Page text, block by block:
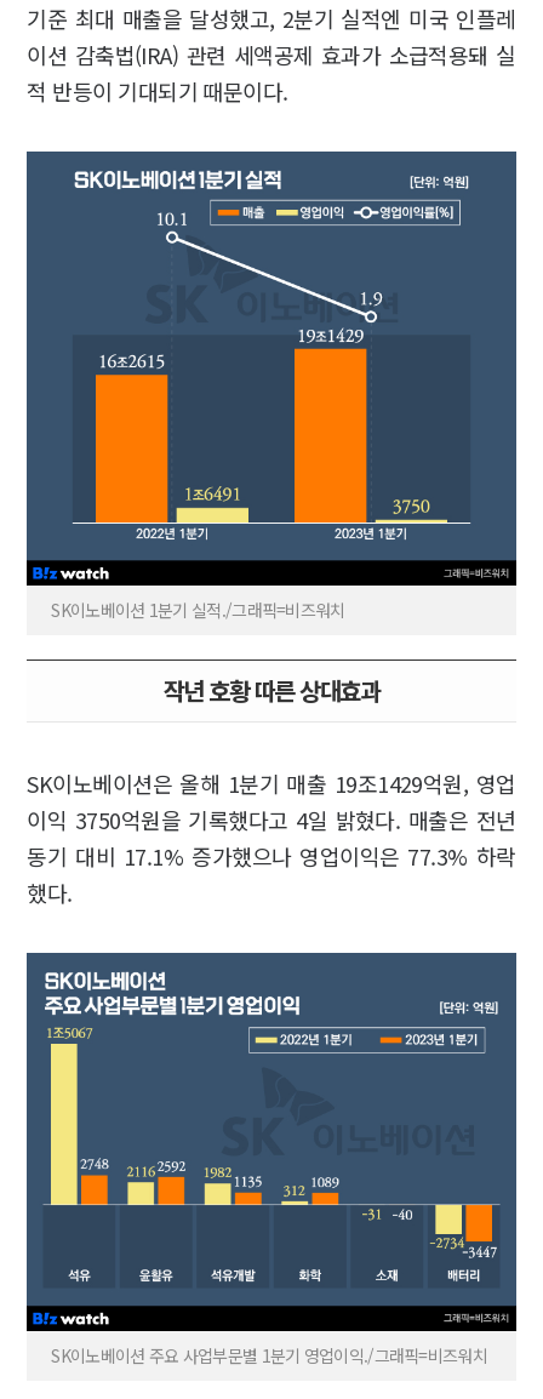
기준 최대 매출을 달성했고, 2분기 실적엔 미국 인플레
이션 감축법(IRA) 관련 세액공제 효과가 소급적용돼 실
적 반등이 기대되기 때문이다.
SK이노베이션 1분기 실적./그래픽=비즈워치
작년 호황 따른 상대효과
SK이노베이션은 올해 1분기 매출 19조1429억원, 영업
이익 3750억원을 기록했다고 4일 밝혔다. 매출은 전년
동기 대비 17.1% 증가했으나 영업이익은 77.3% 하락
했다.
SK이노베이션 주요 사업부문별 1분기 영업이익./그래픽=비즈워치